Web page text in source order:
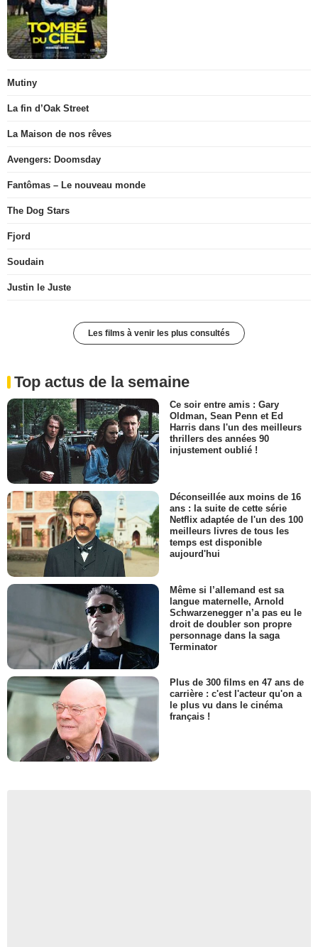
Mutiny
La fin d’Oak Street
La Maison de nos rêves
Avengers: Doomsday
Fantômas – Le nouveau monde
The Dog Stars
Fjord
Soudain
Justin le Juste
Les films à venir les plus consultés
Top actus de la semaine
Ce soir entre amis : Gary
Oldman, Sean Penn et Ed
Harris dans l'un des meilleurs
thrillers des années 90
injustement oublié !
Déconseillée aux moins de 16
ans : la suite de cette série
Netflix adaptée de l'un des 100
meilleurs livres de tous les
temps est disponible
aujourd'hui
Même si l’allemand est sa
langue maternelle, Arnold
Schwarzenegger n’a pas eu le
droit de doubler son propre
personnage dans la saga
Terminator
Plus de 300 films en 47 ans de
carrière : c'est l'acteur qu'on a
le plus vu dans le cinéma
français !